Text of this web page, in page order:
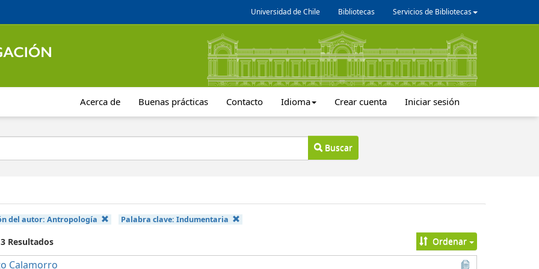
Universidad de Chile Bibliotecas Servicios de Bibliotecas
Acerca de Buenas prácticas Contacto Idioma Crear cuenta Iniciar sesión
Buscar
del autor: Antropología Palabra clave:Indumentaria
Resultados Ordenar
Calamorro